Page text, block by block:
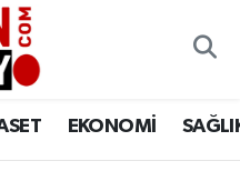
EKONOMİ